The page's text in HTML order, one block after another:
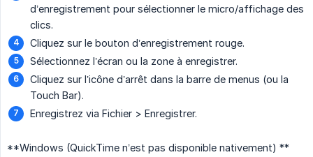
d’enregistrement pour sélectionner le micro/affichage des
clics.
Cliquez sur le bouton d’enregistrement rouge.
Sélectionnez l’écran ou la zone à enregistrer.
Cliquez sur l’icône d’arrêt dans la barre de menus (ou la
Touch Bar).
Enregistrez via Fichier > Enregistrer.
**Windows (QuickTime n’est pas disponible nativement) **